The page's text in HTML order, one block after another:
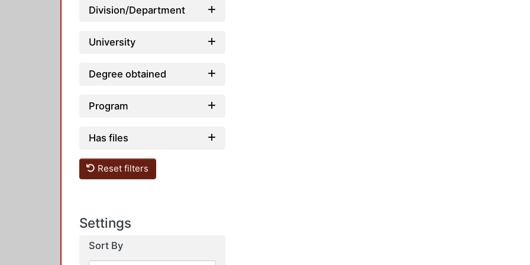
Division/Department
University
Degree obtained
Program
Has files
Reset filters
Settings
Sort By